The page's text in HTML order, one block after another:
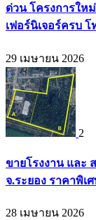
ด่วน โครงการให
เฟอร์นิเจอร์ครบ โ
29 เมษายน 2026
2
ขายโรงงาน และ
จ.ระยอง ราคาพิเศ
28 เมษายน 2026